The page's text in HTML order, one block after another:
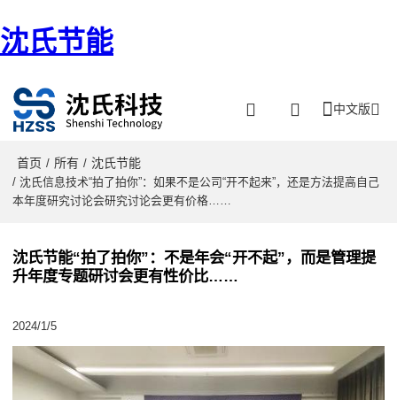
沈氏节能
中文版
首页 / 所有 / 沈氏节能
/ 沈氏信息技术“拍了拍你”：如果不是公司“开不起来”，还是方法提高自己
本年度研究讨论会研究讨论会更有价格……
沈氏节能“拍了拍你”：不是年会“开不起”，而是管理提
升年度专题研讨会更有性价比……
2024/1/5